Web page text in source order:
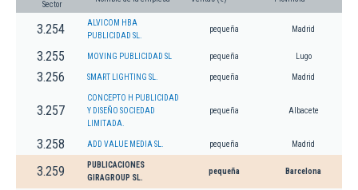
Sector
3.254
ALVICOM HBA
PUBLICIDAD SL.
pequeña Madrid
3.255 MOVING PUBLICIDAD SL pequeña Lugo
3.256 SMART LIGHTING SL. pequeña Madrid
3.257
CONCEPTO H PUBLICIDAD
Y DISEÑO SOCIEDAD
LIMITADA.
pequeña Albacete
3.258 ADD VALUE MEDIA SL. pequeña Madrid
3.259
PUBLICACIONES
GIRAGROUP SL.
pequeña Barcelona